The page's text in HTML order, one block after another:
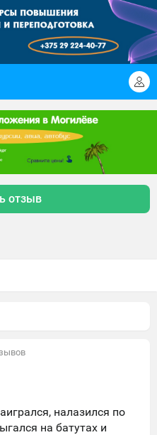
отзыв
налазился по
на батутах и